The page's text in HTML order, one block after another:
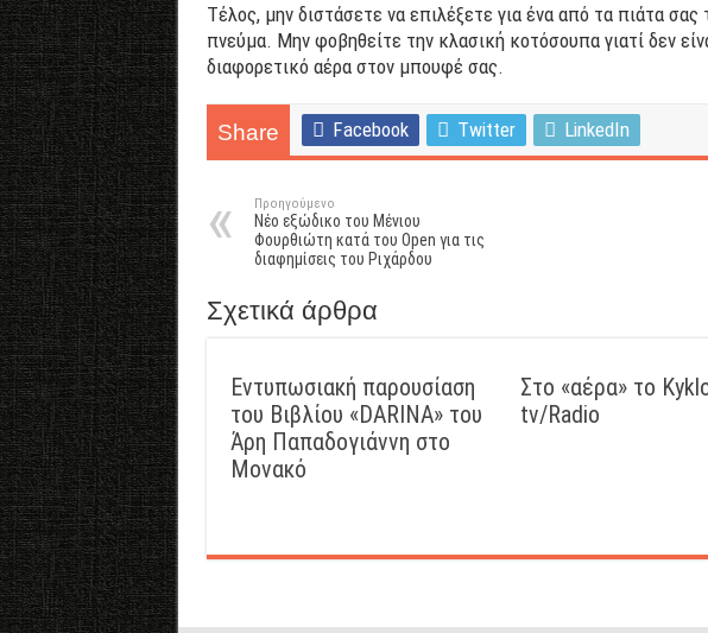
Τέλος, μην διστάσετε να επιλέξετε για ένα από τα πιάτα σας
πνεύμα. Μην φοβηθείτε την κλασική κοτόσουπα γιατί δεν
διαφορετικό αέρα στον μπουφέ σας.
Share Facebook Twitter LinkedIn
Προηγούμενο
Νέο εξώδικο του Μένιου
Φουρθιώτη κατά του Οpen για τις
διαφημίσεις του Ριχάρδου
Σχετικά άρθρα
Εντυπωσιακή παρουσίαση
του Βιβλίου «DARINA» του
Άρη Παπαδογιάννη στο
Μονακό
Στο «αέρα» το
tv/Radio